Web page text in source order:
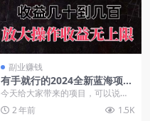
副业赚钱
有手就行的2024全新蓝海项
目，每天1小时收益几十到几
今天给大家带来的项目，可以说是
迄今为止最好做的项目了，每天1-2
小时动动手就有几...
2 年前 1.5K